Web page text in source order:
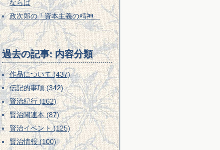
ならば
政次郎の「資本主義の精神」
過去の記事: 内容分類
作品について (437)
伝記的事項 (342)
賢治紀行 (162)
賢治関連本 (87)
賢治イベント (125)
賢治情報 (100)